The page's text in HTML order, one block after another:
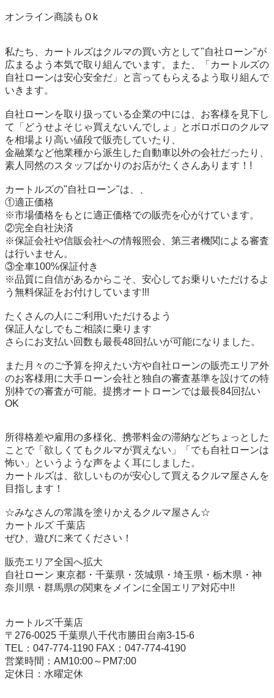
オンライン商談もＯk
私たち、カートルズはクルマの買い方として"自社ローン"が
広まるよう本気で取り組んでいます。また、「カートルズの
自社ローンは安心安全だ」と言ってもらえるよう取り組んで
いきます。
自社ローンを取り扱っている企業の中には、お客様を見下し
て「どうせよそじゃ買えないんでしょ」とボロボロのクルマ
を相場より高い値段で販売していたり、
金融業など他業種から派生した自動車以外の会社だったり、
素人同然のスタッフばかりのお店がたくさんあります！!
カートルズの"自社ローン"は、、
①適正価格
※市場価格をもとに適正価格での販売を心がけています。
②完全自社決済
※保証会社や信販会社への情報照会、第三者機関による審査
は行いません。
③全車100%保証付き
※品質に自信があるからこそ、安心してお乗りいただけるよ
う無料保証をお付けしています!!!
たくさんの人にご利用いただけるよう
保証人なしでもご相談に乗ります
さらにお支払い回数も最長48回払いが可能になりました。
また月々のご予算を抑えたい方や自社ローンの販売エリア外
のお客様用に大手ローン会社と独自の審査基準を設けての特
別枠での審査が可能。提携オートローンでは最長84回払い
OK
所得格差や雇用の多様化、携帯料金の滞納などちょっとした
ことで「欲しくてもクルマが買えない」「でも自社ローンは
怖い」というような声をよく耳にしました。
カートルズは、欲しいものが安心して買えるクルマ屋さんを
目指します！
☆みなさんの常識を塗りかえるクルマ屋さん☆
カートルズ 千葉店
ぜひ、遊びに来てください！
販売エリア全国へ拡大
自社ローン 東京都・千葉県・茨城県・埼玉県・栃木県・神
奈川県・群馬県の関東をメインに全国エリア対応中!!
カートルズ千葉店
〒276-0025 千葉県八千代市勝田台南3-15-6
TEL：047-774-1190 FAX：047-774-4190
営業時間：AM10:00～PM7:00